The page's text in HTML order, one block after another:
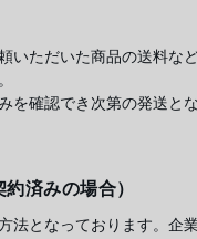
いただいた商品の送料な
を確認でき次第の発送とな
済みの場合）
法となっております。企